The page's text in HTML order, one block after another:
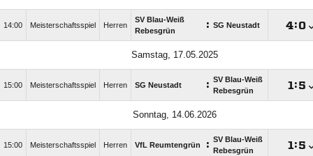
14:00 Meisterschaftsspiel Herren
SV Blau-Weiß
Rebesgrün
: SG Neustadt :
Samstag, 17.05.2025
15:00 Meisterschaftsspiel Herren SG Neustadt : SV Blau-Weiß
Rebesgrün
:
Sonntag, 14.06.2026
15:00 Meisterschaftsspiel Herren VfL Reumtengrün : SV Blau-Weiß
Rebesgrün
: